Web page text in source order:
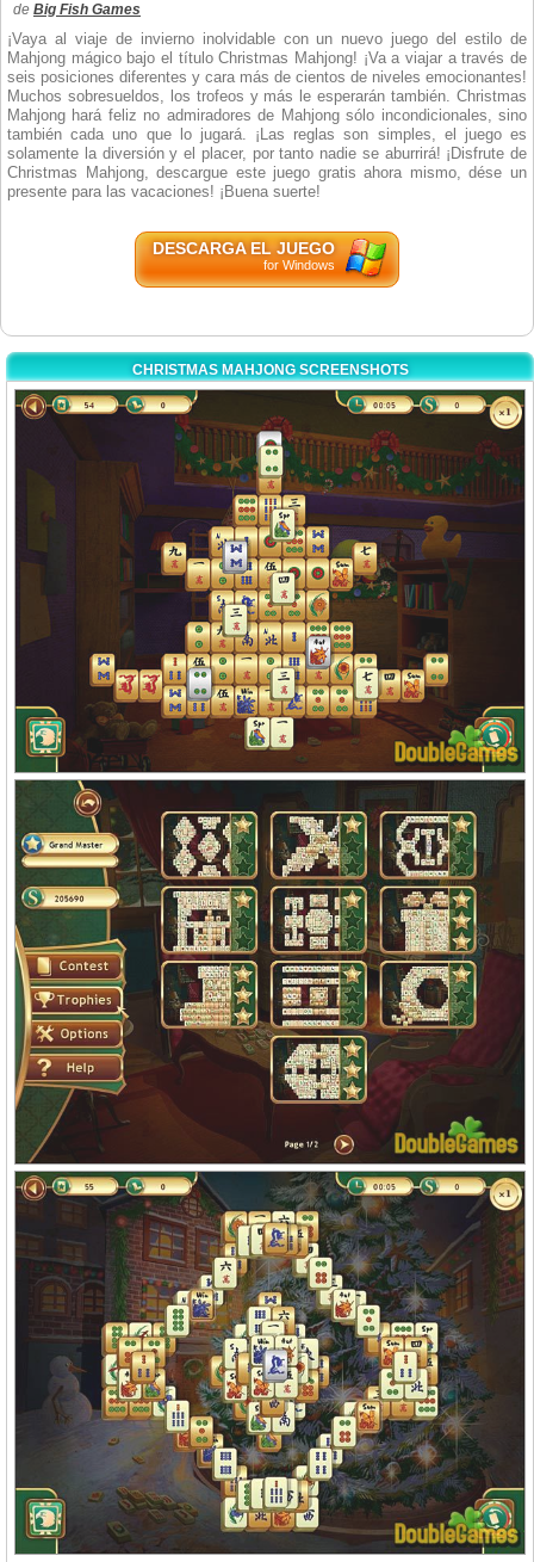
de Big Fish Games
¡Vaya al viaje de invierno inolvidable con un nuevo juego del estilo de
Mahjong mágico bajo el título Christmas Mahjong! ¡Va a viajar a través de
seis posiciones diferentes y cara más de cientos de niveles emocionantes!
Muchos sobresueldos, los trofeos y más le esperarán también. Christmas
Mahjong hará feliz no admiradores de Mahjong sólo incondicionales, sino
también cada uno que lo jugará. ¡Las reglas son simples, el juego es
solamente la diversión y el placer, por tanto nadie se aburrirá! ¡Disfrute de
Christmas Mahjong, descargue este juego gratis ahora mismo, dése un
presente para las vacaciones! ¡Buena suerte!
DESCARGA EL JUEGO
for Windows
CHRISTMAS MAHJONG SCREENSHOTS